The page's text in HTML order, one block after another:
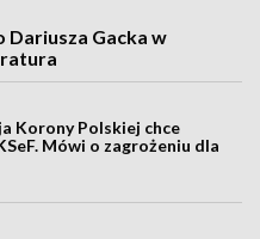
Gacka w
Korony Polskiej chce
Mówi o zagrożeniu dla